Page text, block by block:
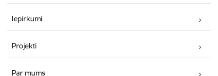
Iepirkumi
Projekti
Par mums